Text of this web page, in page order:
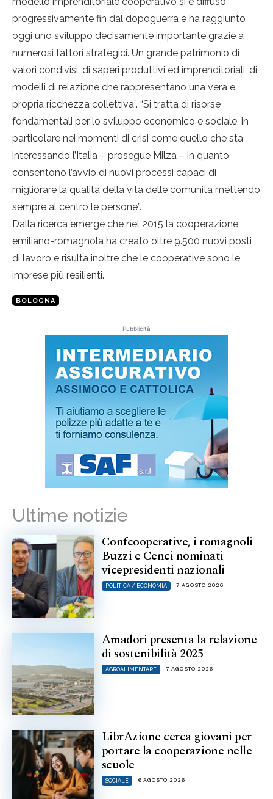
progressivamente fin dal dopoguerra e ha raggiunto
oggi uno sviluppo decisamente importante grazie a
numerosi fattori strategici. Un grande patrimonio di
valori condivisi, di saperi produttivi ed imprenditoriali, di
modelli di relazione che rappresentano una vera e
propria ricchezza collettiva”. “Si tratta di risorse
fondamentali per lo sviluppo economico e sociale, in
particolare nei momenti di crisi come quello che sta
interessando l’Italia – prosegue Milza – in quanto
consentono l’avvio di nuovi processi capaci di
migliorare la qualità della vita delle comunità mettendo
sempre al centro le persone”.
Dalla ricerca emerge che nel 2015 la cooperazione
emiliano-romagnola ha creato oltre 9.500 nuovi posti
di lavoro e risulta inoltre che le cooperative sono le
imprese più resilienti.
BOLOGNA
Pubblicità
Ultime notizie
Confcooperative, i romagnoli
Buzzi e Cenci nominati
vicepresidenti nazionali
POLITICA / ECONOMIA 7 AGOSTO 2026
Amadori presenta la relazione
di sostenibilità 2025
AGROALIMENTARE 7 AGOSTO 2026
LibrAzione cerca giovani per
portare la cooperazione nelle
scuole
SOCIALE 6 AGOSTO 2026